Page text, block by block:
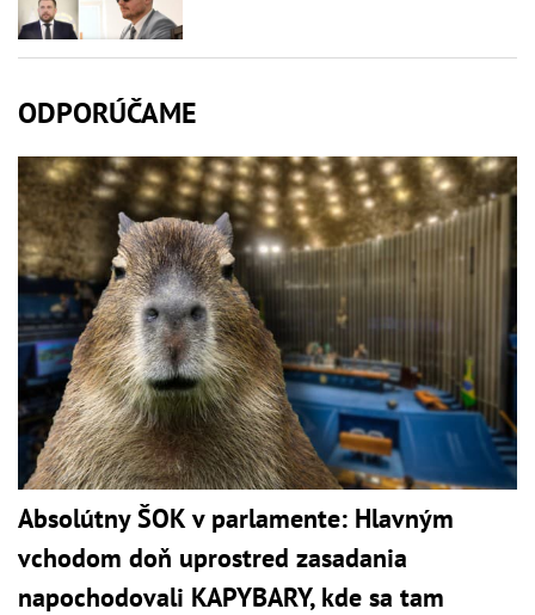
ODPORÚČAME
Absolútny ŠOK v parlamente: Hlavným
vchodom doň uprostred zasadania
napochodovali KAPYBARY, kde sa tam